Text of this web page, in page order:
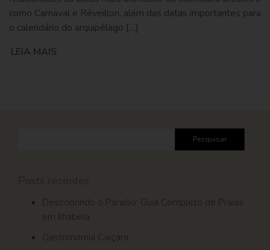
como Carnaval e Réveillon, além das datas importantes para
o calendário do arquipélago […]
LEIA MAIS
Pesquisar
por:
Descobrindo o Paraíso: Guia Completo de Praias
em Ilhabela
Gastronomia Caiçara